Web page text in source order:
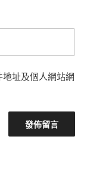
址及個人網站網